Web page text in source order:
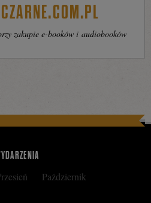
zakupie e-booków i audiobooków
Październik